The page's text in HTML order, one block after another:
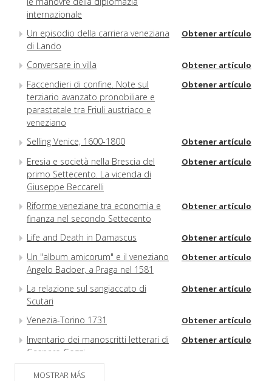
internazionale
Un episodio della carriera veneziana
di Lando
Obtener artículo
Conversare in villa Obtener artículo
Faccendieri di confine. Note sul
terziario avanzato pronobiliare e
parastatale tra Friuli austriaco e
veneziano
Obtener artículo
Selling Venice, 1600-1800 Obtener artículo
Eresia e società nella Brescia del
primo Settecento. La vicenda di
Giuseppe Beccarelli
Obtener artículo
Riforme veneziane tra economia e
finanza nel secondo Settecento
Obtener artículo
Life and Death in Damascus Obtener artículo
Un "album amicorum" e il veneziano
Angelo Badoer, a Praga nel 1581
Obtener artículo
La relazione sul sangiaccato di
Scutari
Obtener artículo
Venezia-Torino 1731 Obtener artículo
Inventario dei manoscritti letterari di
Gasparo Gozzi
Obtener artículo
Il mancato impiego del carbon
MOSTRAR MÁS